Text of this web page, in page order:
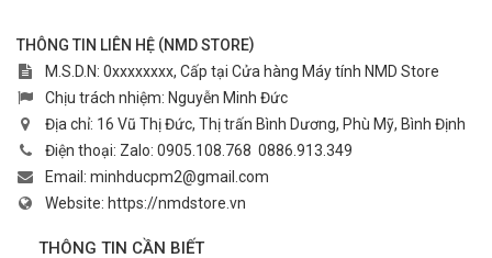
THÔNG TIN LIÊN HỆ (NMD STORE)
M.S.D.N: 0xxxxxxxx, Cấp tại Cửa hàng Máy tính NMD Store
Chịu trách nhiệm: Nguyễn Minh Đức
Địa chỉ: 16 Vũ Thị Đức, Thị trấn Bình Dương, Phù Mỹ, Bình Định
Điện thoại: Zalo: 0905.108.768 0886.913.349
Email: minhducpm2@gmail.com
Website: https://nmdstore.vn
THÔNG TIN CẦN BIẾT